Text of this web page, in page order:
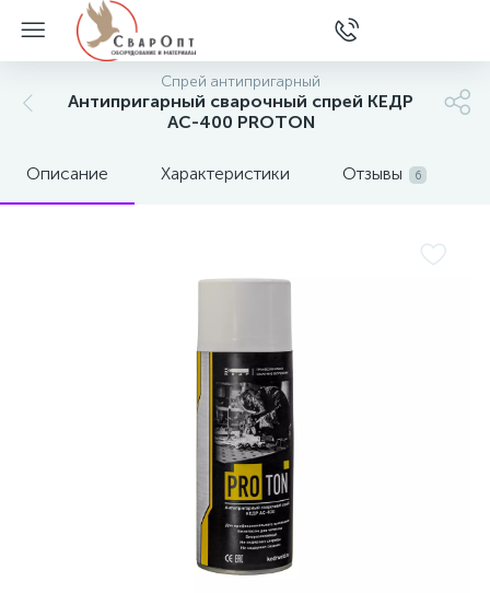
Спрей антипригарный
Антипригарный сварочный спрей КЕДР
АС-400 PROTON
Описание Характеристики Отзывы 6